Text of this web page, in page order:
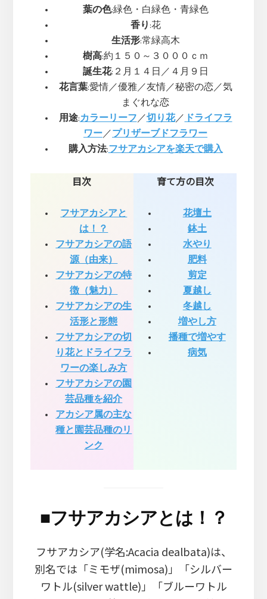
葉の色:緑色・白緑色・青緑色
香り :花
生活形:常緑高木
樹高:約１５０～３０００ｃｍ
誕生花:２月１４日／４月９日
花言葉:愛情／優雅／友情／秘密の恋／気
まぐれな恋
用途:カラーリーフ ／切り花／ ドライフラ
ワー／プリザーブドフラワー
購入方法:フサアカシアを楽天で購入
目次
フサアカシアと
は！？
フサアカシアの語
源（由来）
フサアカシアの特
徴（魅力）
フサアカシアの生
活形と形態
フサアカシアの切
り花とドライフラ
ワーの楽しみ方
フサアカシアの園
芸品種を紹介
アカシア属の主な
種と園芸品種のリ
ンク
育て方の目次
花壇土
鉢土
水やり
肥料
剪定
夏越し
冬越し
増やし方
播種で増やす
病気
■フサアカシアとは！？
フサアカシア(学名:Acacia dealbata)は、
別名では「ミモザ(mimosa)」「シルバー
ワトル(silver wattle)」「ブルーワトル